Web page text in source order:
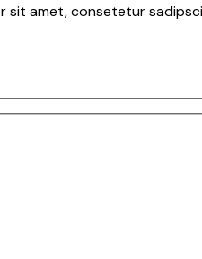
sit amet, consetetur